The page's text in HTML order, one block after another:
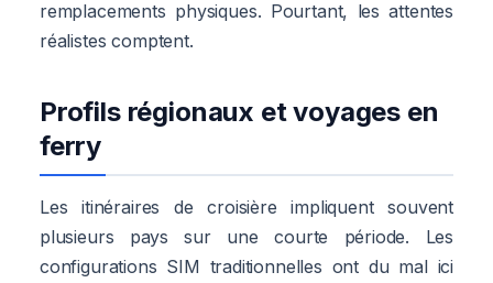
remplacements physiques. Pourtant, les attentes
réalistes comptent.
Profils régionaux et voyages en
ferry
Les itinéraires de croisière impliquent souvent
plusieurs pays sur une courte période. Les
configurations SIM traditionnelles ont du mal ici